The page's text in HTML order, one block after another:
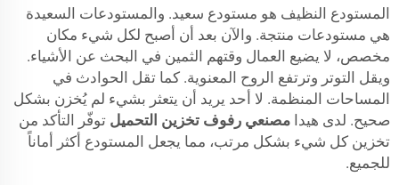
المستودع النظيف هو مستودع سعيد. والمستودعات السعيدة
هي مستودعات منتجة. والآن بعد أن أصبح لكل شيء مكان
مخصص، لا يضيع العمال وقتهم الثمين في البحث عن الأشياء.
ويقل التوتر وترتفع الروح المعنوية. كما تقل الحوادث في
المساحات المنظمة. لا أحد يريد أن يتعثر بشيء لم يُخزن بشكل
صحيح. لدى هيدا مصنعي رفوف تخزين التحميل توفّر التأكد من
تخزين كل شيء بشكل مرتب، مما يجعل المستودع أكثر أماناً
للجميع.